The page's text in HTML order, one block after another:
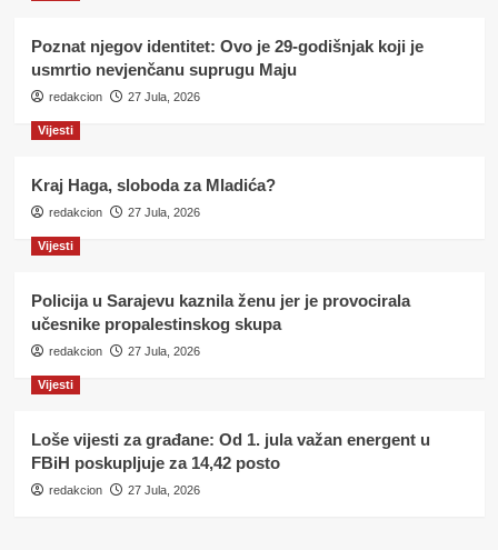
Poznat njegov identitet: Ovo je 29-godišnjak koji je
usmrtio nevjenčanu suprugu Maju
redakcion 27 Jula, 2026
Vijesti
Kraj Haga, sloboda za Mladića?
redakcion 27 Jula, 2026
Vijesti
Policija u Sarajevu kaznila ženu jer je provocirala
učesnike propalestinskog skupa
redakcion 27 Jula, 2026
Vijesti
Loše vijesti za građane: Od 1. jula važan energent u
FBiH poskupljuje za 14,42 posto
redakcion 27 Jula, 2026